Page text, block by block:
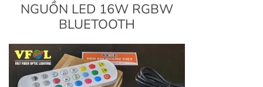
NGUỒN LED 16W RGBW
BLUETOOTH